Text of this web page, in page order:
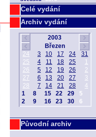
Celé vydání
Archiv vydání
Původní archiv